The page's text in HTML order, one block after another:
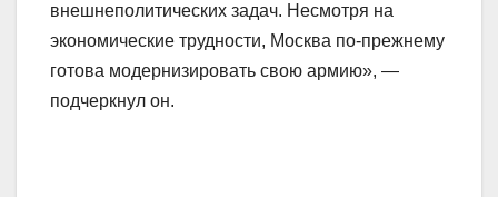
внешнеполитических задач. Несмотря на
экономические трудности, Москва по-прежнему
готова модернизировать свою армию», —
подчеркнул он.